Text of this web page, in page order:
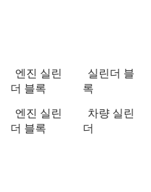
엔진 실린
더 블록
실린더 블
록
엔진 실린
더 블록
차량 실린
더